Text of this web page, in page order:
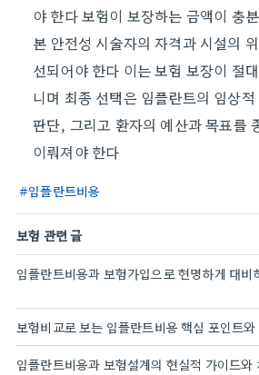
야 한다 보험이 보장하는 금액이 충
본 안전성 시술자의 자격과 시설의
선되어야 한다 이는 보험 보장이 절
니며 최종 선택은 임플란트의 임상
판단, 그리고 환자의 예산과 목표를
이뤄져야 한다
임플란트비용
보험 관련 글
보험비교로 보는 임플란트비용 핵심 포인트
임플란트비용과 보험설계의 현실적 가이드와